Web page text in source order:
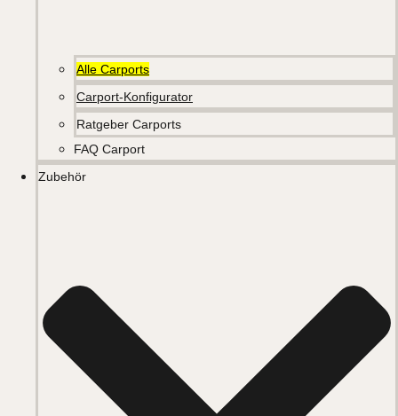
Alle Carports
Carport-Konfigurator
Ratgeber Carports
FAQ Carport
Zubehör